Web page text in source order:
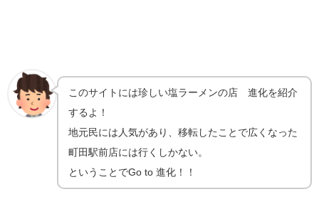
このサイトには珍しい塩ラーメンの店 進化を紹介
するよ！
地元民には人気があり、移転したことで広くなった
町田駅前店には行くしかない。
ということでGo to 進化！！